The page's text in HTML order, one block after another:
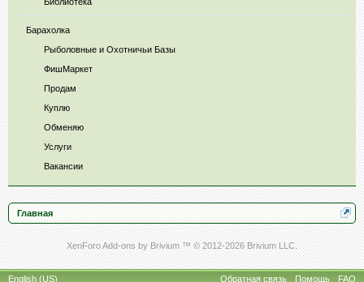
Барахолка
Рыболовные и Охотничьи Базы
ФишМаркет
Продам
Куплю
Обменяю
Услуги
Вакансии
Главная
XenForo Add-ons by Brivium ™ © 2012-2026 Brivium LLC.
English (US) Обратная связь Помощь FAQ